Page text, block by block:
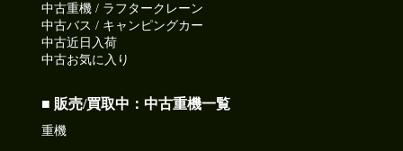
中古重機 / ラフタークレーン
中古バス / キャンピングカー
中古近日入荷
中古お気に入り
■ 販売/買取中：中古重機一覧
重機